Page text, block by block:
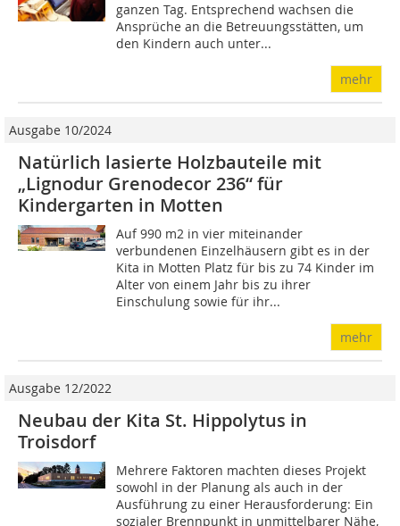
ganzen Tag. Entsprechend wachsen die
Ansprüche an die Betreuungsstätten, um
den Kindern auch unter...
mehr
Ausgabe 10/2024
Natürlich lasierte Holzbauteile mit
„Lignodur Grenodecor 236“ für
Kindergarten in Motten
Auf 990 m2 in vier miteinander
verbundenen Einzelhäusern gibt es in der
Kita in Motten Platz für bis zu 74 ­Kinder im
Alter von einem Jahr bis zu ihrer
Einschulung sowie für ihr...
mehr
Ausgabe 12/2022
Neubau der Kita St. Hippolytus in
Troisdorf
Mehrere Faktoren machten dieses Projekt
sowohl in der Planung als auch in der
Ausführung zu einer Herausforderung: Ein
sozialer Brennpunkt in unmittelbarer Nähe,